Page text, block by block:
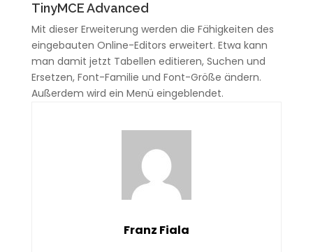
TinyMCE Advanced
Mit dieser Erweiterung werden die Fähigkeiten des
eingebauten Online-Editors erweitert. Etwa kann
man damit jetzt Tabellen editieren, Suchen und
Ersetzen, Font-Familie und Font-Größe ändern.
Außerdem wird ein Menü eingeblendet.
Franz Fiala